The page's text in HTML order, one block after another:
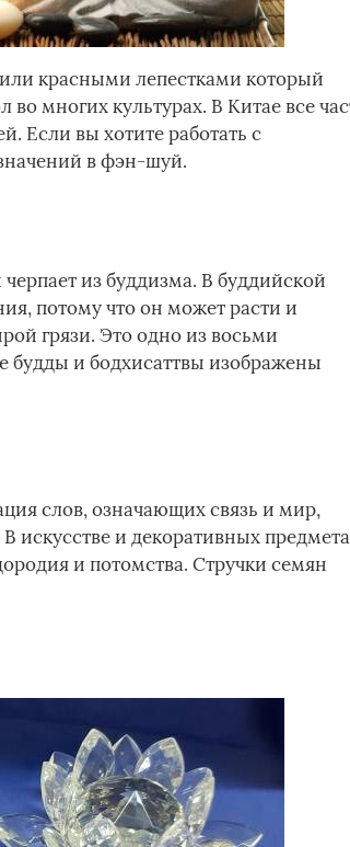
красными лепестками который
во многих культурах. В Китае все
Если вы хотите работать с
в фэн-шуй.
из буддизма. В буддийской
потому что он может расти и
грязи. Это одно из восьми
будды и бодхисаттвы изображены
слов, означающих связь и мир,
искусстве и декоративных
и потомства. Стручки семян